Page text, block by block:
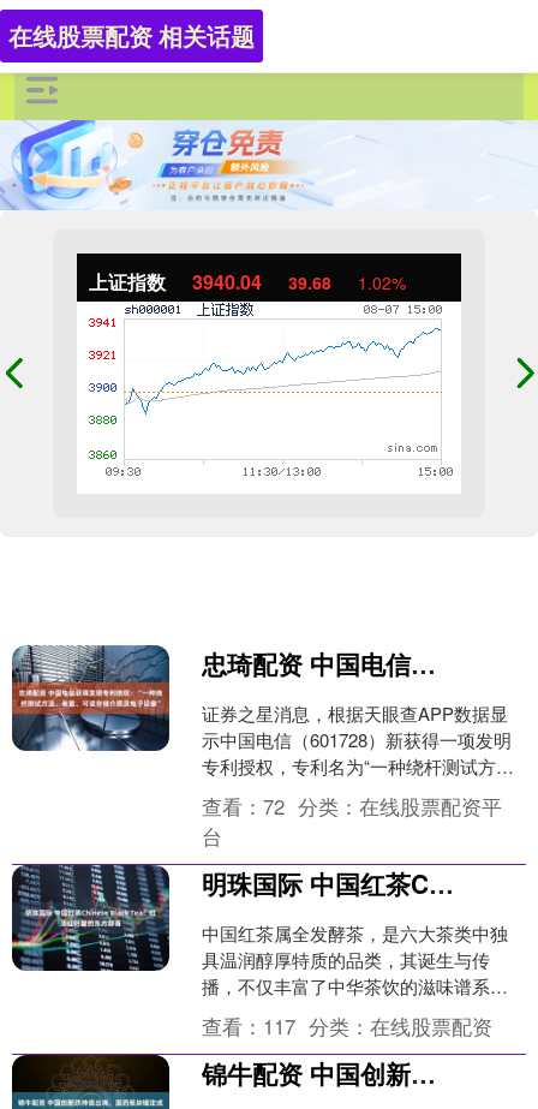
上证指数 3940.04 39.68 1.02%
在线股票配资 相关话题
忠琦配资 中国电信获得发明专利授权：“一种绕杆测试方法、装置、可读存储介质及电子设备”
证券之星消息，根据天眼查APP数据显
示中国电信（601728）新获得一项发明
专利授权，专利名为“一种绕杆测试方
法、装置、可读存储介质及电子设备”，
专利申请号为C....
查看：72 分类：在线股票配资平
台
明珠国际 中国红茶Chinese Black Tea：红汤红叶里的东方醇香
中国红茶属全发酵茶，是六大茶类中独
具温润醇厚特质的品类，其诞生与传
播，不仅丰富了中华茶饮的滋味谱系，
更成为中西文化交流的重要纽带。作为
茶道传承者，品饮红茶的过程....
查看： 117 分类：在线股票配资
锦牛配资 中国创新药持续出海，医药板块锚定成长主线